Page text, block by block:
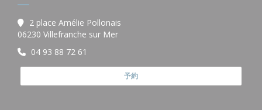
2 place Amélie Pollonais
06230 Villefranche sur Mer((新しいウィンドウで開きます))
04 93 88 72 61
予約